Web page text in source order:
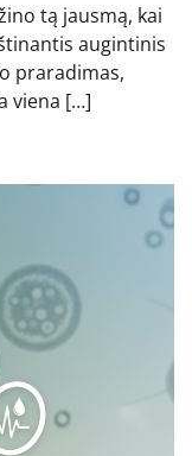
tą jausmą, kai
augintinis
praradimas,
viena […]